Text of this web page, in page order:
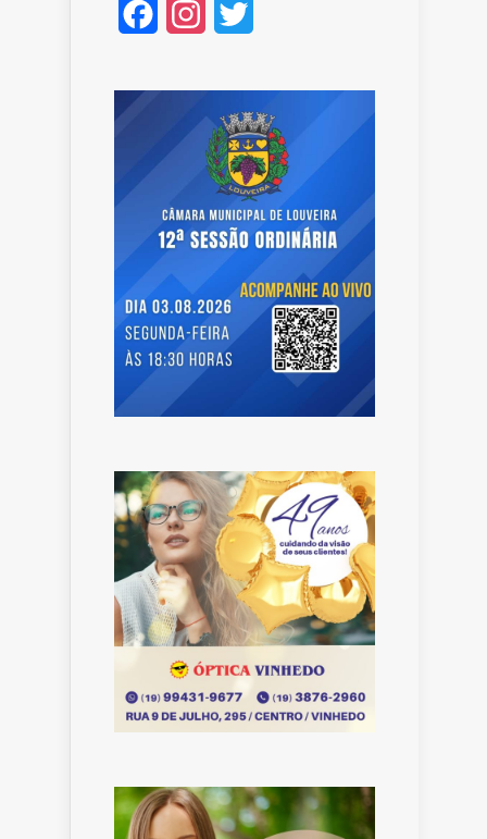
FacebookInstagram